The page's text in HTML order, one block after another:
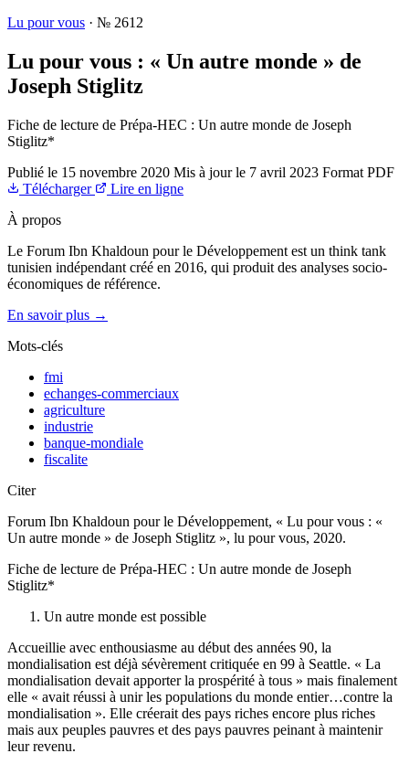
Lu pour vous · № 2612
Lu pour vous : « Un autre monde » de
Joseph Stiglitz
Fiche de lecture de Prépa-HEC : Un autre monde de Joseph
Stiglitz*
Publié le 15 novembre 2020 Mis à jour le 7 avril 2023 Format PDF
Télécharger
Lire en ligne
À propos
Le Forum Ibn Khaldoun pour le Développement est un think tank
tunisien indépendant créé en 2016, qui produit des analyses socio-
économiques de référence.
En savoir plus →
Mots-clés
fmi
echanges-commerciaux
agriculture
industrie
banque-mondiale
fiscalite
Citer
Forum Ibn Khaldoun pour le Développement, « Lu pour vous : «
Un autre monde » de Joseph Stiglitz », lu pour vous, 2020.
Fiche de lecture de Prépa-HEC : Un autre monde de Joseph
Stiglitz*
Un autre monde est possible
Accueillie avec enthousiasme au début des années 90, la
mondialisation est déjà sévèrement critiquée en 99 à Seattle. « La
mondialisation devait apporter la prospérité à tous » mais finalement
elle « avait réussi à unir les populations du monde entier…contre la
mondialisation ». Elle créerait des pays riches encore plus riches
mais aux peuples pauvres et des pays pauvres peinant à maintenir
leur revenu.